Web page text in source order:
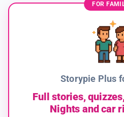
FOR
Storypie Plus
Full stories,
Nights and car